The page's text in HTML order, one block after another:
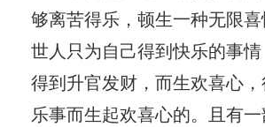
够离苦得乐，顿生一种无限喜
世人只为自己得到快乐的事
得到升官发财，而生欢喜心
乐事而生起欢喜心的。且有一